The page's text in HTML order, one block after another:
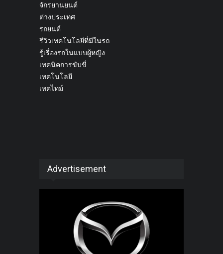
จักรยานยนต์
ต่างประเทศ
รถยนต์
รีวิวเทคโนโลยีที่มีในรถ
รู้เรื่องรถในแบบผู้หญิง
เทคนิคการขับขี่
เทคโนโลยี
เทคไทม์
Advertisement